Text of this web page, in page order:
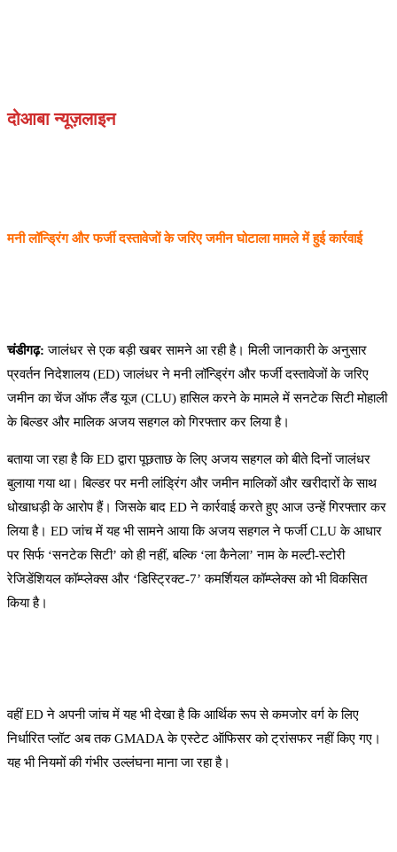
दोआबा न्यूज़लाइन
मनी लॉन्ड्रिंग और फर्जी दस्तावेजों के जरिए जमीन घोटाला मामले में हुई कार्रवाई
चंडीगढ़:जालंधर से एक बड़ी खबर सामने आ रही है। मिली जानकारी के अनुसार
प्रवर्तन निदेशालय (ED) जालंधर ने मनी लॉन्ड्रिंग और फर्जी दस्तावेजों के जरिए
जमीन का चेंज ऑफ लैंड यूज (CLU) हासिल करने के मामले में सनटेक सिटी मोहाली
के बिल्डर और मालिक अजय सहगल को गिरफ्तार कर लिया है।
बताया जा रहा है कि ED द्वारा पूछताछ के लिए अजय सहगल को बीते दिनों जालंधर
बुलाया गया था। बिल्डर पर मनी लांड्रिंग और जमीन मालिकों और खरीदारों के साथ
धोखाधड़ी के आरोप हैं। जिसके बाद ED ने कार्रवाई करते हुए आज उन्हें गिरफ्तार कर
लिया है। ED जांच में यह भी सामने आया कि अजय सहगल ने फर्जी CLU के आधार
पर सिर्फ ‘सनटेक सिटी’ को ही नहीं, बल्कि ‘ला कैनेला’ नाम के मल्टी-स्टोरी
रेजिडेंशियल कॉम्प्लेक्स और ‘डिस्ट्रिक्ट-7’ कमर्शियल कॉम्प्लेक्स को भी विकसित
किया है।
वहीं ED ने अपनी जांच में यह भी देखा है कि आर्थिक रूप से कमजोर वर्ग के लिए
निर्धारित प्लॉट अब तक GMADA के एस्टेट ऑफिसर को ट्रांसफर नहीं किए गए।
यह भी नियमों की गंभीर उल्लंघना माना जा रहा है।